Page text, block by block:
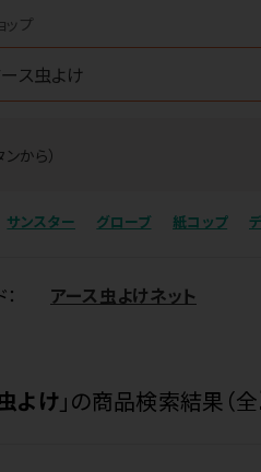
ップ
から）
サンスター グローブ 紙コップ
アース虫よけネット
よけ」の商品検索結果（全